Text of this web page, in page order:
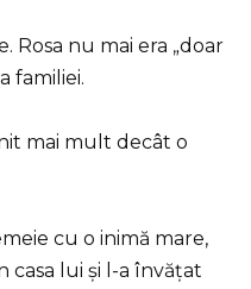
Rosa nu mai era „doar
familiei.
mai mult decât o
cu o inimă mare,
casa lui și l-a învățat